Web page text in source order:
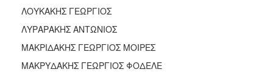
ΛΟΥΚΑΚΗΣ ΓΕΩΡΓΙΟΣ
ΛΥΡΑΡΑΚΗΣ ΑΝΤΩΝΙΟΣ
ΜΑΚΡΙΔΑΚΗΣ ΓΕΩΡΓΙΟΣ ΜΟΙΡΕΣ
ΜΑΚΡΥΔΑΚΗΣ ΓΕΩΡΓΙΟΣ ΦΟΔΕΛΕ